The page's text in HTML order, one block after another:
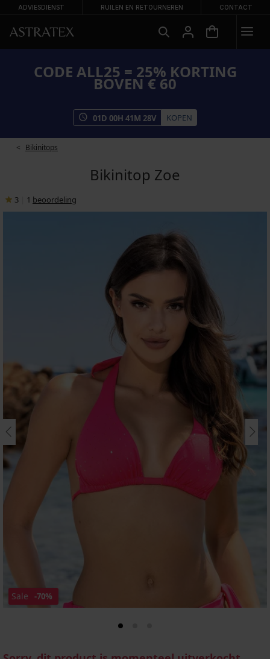
ADVIESDIENST RUILEN EN RETOURNEREN CONTACT
CODE ALL25 = 25% KORTING
BOVEN € 60
01D 00H 41M 28V KOPEN
Bikinitops
Bikinitop Zoe
3 1 beoordeling
Sale -70%